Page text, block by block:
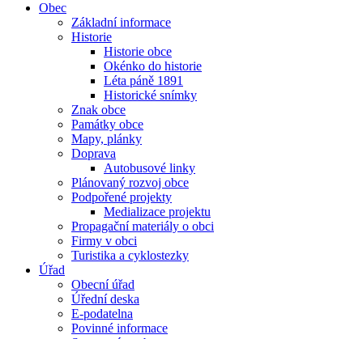
Obec
Základní informace
Historie
Historie obce
Okénko do historie
Léta páně 1891
Historické snímky
Znak obce
Památky obce
Mapy, plánky
Doprava
Autobusové linky
Plánovaný rozvoj obce
Podpořené projekty
Medializace projektu
Propagační materiály o obci
Firmy v obci
Turistika a cyklostezky
Úřad
Obecní úřad
Úřední deska
E-podatelna
Povinné informace